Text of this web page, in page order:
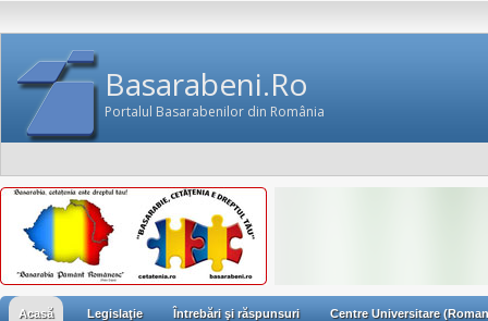
Basarabeni.Ro
Portalul Basarabenilor din România
Acasă Legislaţie Întrebări şi răspunsuri Centre Universitare